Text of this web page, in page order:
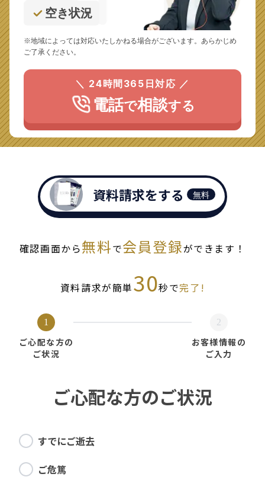
空き状況
※地域によっては対応いたしかねる場合がございます。あらかじめ
ご了承ください。
＼ 24時間365日対応 ／
電話で相談する
資料請求をする 無料
確認画面から無料で会員登録ができます！
資料請求が簡単30秒で完了!
1
ご心配な方の
ご状況
2
お客様情報の
ご入力
ご心配な方のご状況
すでにご逝去
ご危篤